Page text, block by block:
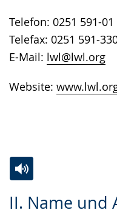
Telefon: 0251 591-01
Telefax: 0251 591-
E-Mail: lwl@lwl.org
Website:
II. Name und
Leichten
Audio-
Video